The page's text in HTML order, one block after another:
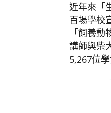
近年來「
百場學校
「飼養
講師與柴
5,267位